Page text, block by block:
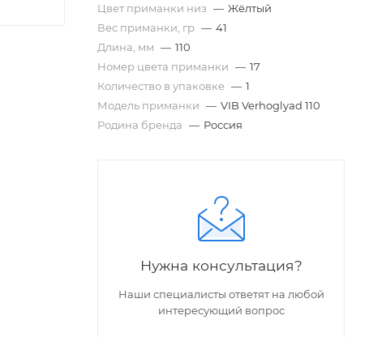
Цвет приманки низ — Жёлтый
Вес приманки, гр — 41
Длина, мм — 110
Номер цвета приманки — 17
Количество в упаковке — 1
Модель приманки — VIB Verhoglyad 110
Родина бренда — Россия
Нужна консультация?
Наши специалисты ответят на любой
интересующий вопрос